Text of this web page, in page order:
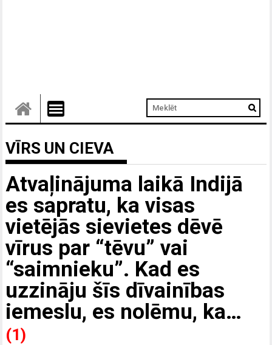
VĪRS UN CIEVA
Atvaļinājuma laikā Indijā
es sapratu, ka visas
vietējās sievietes dēvē
vīrus par “tēvu” vai
“saimnieku”. Kad es
uzzināju šīs dīvainības
iemeslu, es nolēmu, ka…
(1)